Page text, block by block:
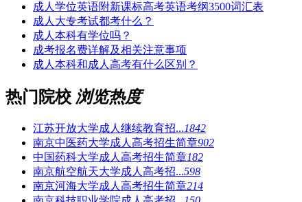
成人学位英语附新课标高考英语考纲3500词汇表
成人大专考试都考什么？
成人本科有学位吗？
成考报名费详解及相关注意事项
成人本科和成人高考有什么区别？
热门院校 浏览热度
江苏开放大学成人继续教育招...1842
南京中医药大学成人高考招生简章902
中国药科大学成人高考招生简章182
南京航空航天大学成人高考招...598
南京河海大学成人高考招生简章214